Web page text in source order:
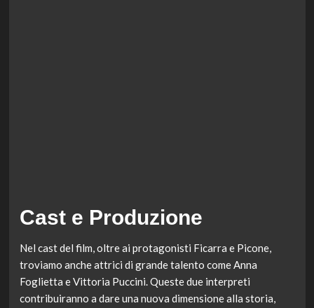
Cast e Produzione
Nel cast del film, oltre ai protagonisti Ficarra e Picone,
troviamo anche attrici di grande talento come Anna
Foglietta e Vittoria Puccini. Queste due interpreti
contribuiranno a dare una nuova dimensione alla storia,